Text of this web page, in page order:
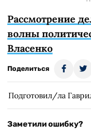
Рассмотрение
волны
Власенко
Поделиться
Подготовил/ла
Заметили ошибку?